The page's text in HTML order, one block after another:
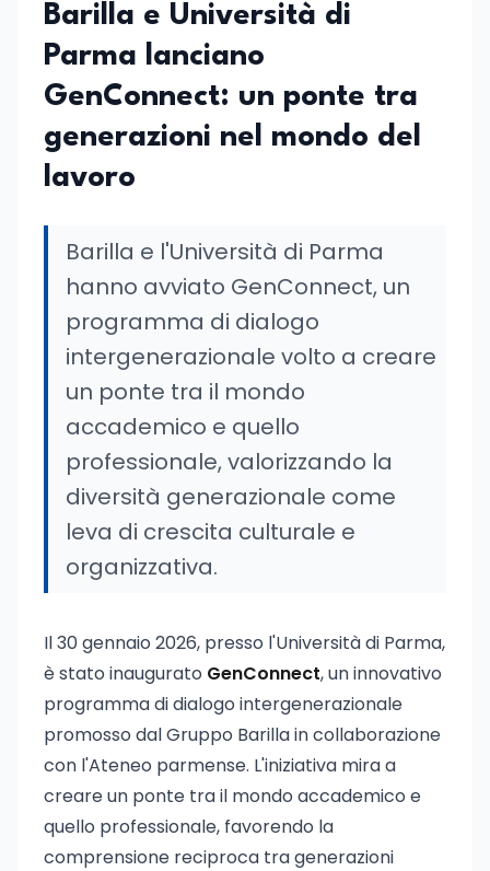
Barilla e Università di
Parma lanciano
GenConnect: un ponte tra
generazioni nel mondo del
lavoro
Barilla e l'Università di Parma
hanno avviato GenConnect, un
programma di dialogo
intergenerazionale volto a creare
un ponte tra il mondo
accademico e quello
professionale, valorizzando la
diversità generazionale come
leva di crescita culturale e
organizzativa.
Il 30 gennaio 2026, presso l'Università di Parma,
è stato inaugurato GenConnect, un innovativo
programma di dialogo intergenerazionale
promosso dal Gruppo Barilla in collaborazione
con l'Ateneo parmense. L'iniziativa mira a
creare un ponte tra il mondo accademico e
quello professionale, favorendo la
comprensione reciproca tra generazioni